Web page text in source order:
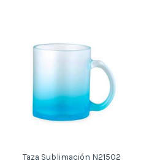
Taza Sublimación N21502